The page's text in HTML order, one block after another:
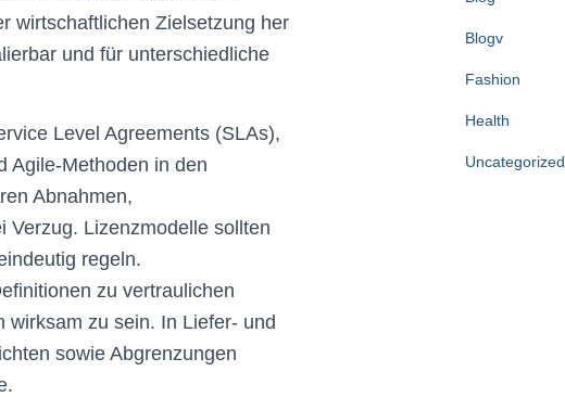
wirtschaftlichen Zielsetzung her
und für unterschiedliche
Level Agreements (SLAs),
Agile-Methoden in den
Abnahmen,
Verzug. Lizenzmodelle sollten
regeln.
zu vertraulichen
wirksam zu sein. In Liefer- und
sowie Abgrenzungen
Blogv
Fashion
Health
Uncategorized